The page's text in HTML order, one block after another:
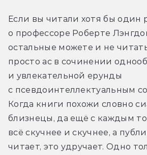
Если вы читали хотя бы один
о профессоре Роберте
остальные можете и не
просто ас в сочинении
и увлекательной ерунды
с псевдоинтеллектуальным
Когда книги похожи словно
близнецы, да ещё с каждым
всё скучнее и скучнее, а
читает, это удручает. Одно